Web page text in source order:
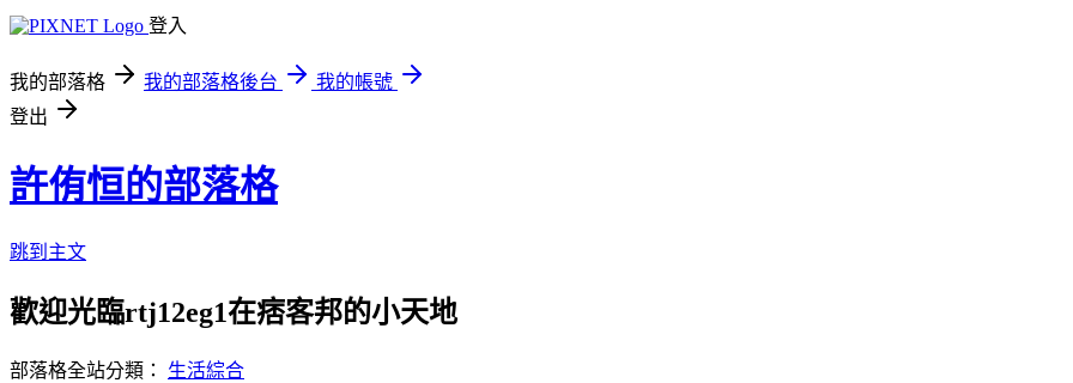
登入
我的部落格 我的部落格後台
我的帳號
登出
許侑恒的部落格
跳到主文
歡迎光臨rtj12eg1在痞客邦的小天地
部落格全站分類： 生活綜合